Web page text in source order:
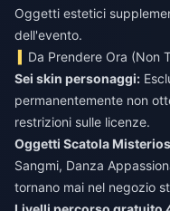
Oggetti estetici
dell'evento.
Da Prendere Ora (Non
Sei skin personaggi:
permanentemente non
restrizioni sulle licenze.
Oggetti Scatola
Sangmi, Danza
tornano mai nel negozio